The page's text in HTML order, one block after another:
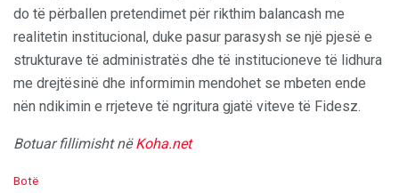
do të përballen pretendimet për rikthim balancash me
realitetin institucional, duke pasur parasysh se një pjesë e
strukturave të administratës dhe të institucioneve të lidhura
me drejtësinë dhe informimin mendohet se mbeten ende
nën ndikimin e rrjeteve të ngritura gjatë viteve të Fidesz.
Botuar fillimisht nëKoha.net
C
Botë